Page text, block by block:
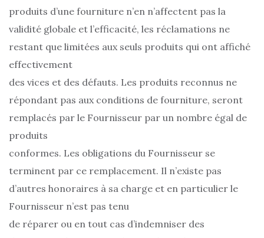
produits d’une fourniture n’en n’affectent pas la
validité globale et l’efficacité, les réclamations ne
restant que limitées aux seuls produits qui ont affiché
effectivement
des vices et des défauts. Les produits reconnus ne
répondant pas aux conditions de fourniture, seront
remplacés par le Fournisseur par un nombre égal de
produits
conformes. Les obligations du Fournisseur se
terminent par ce remplacement. Il n’existe pas
d’autres honoraires à sa charge et en particulier le
Fournisseur n’est pas tenu
de réparer ou en tout cas d’indemniser des